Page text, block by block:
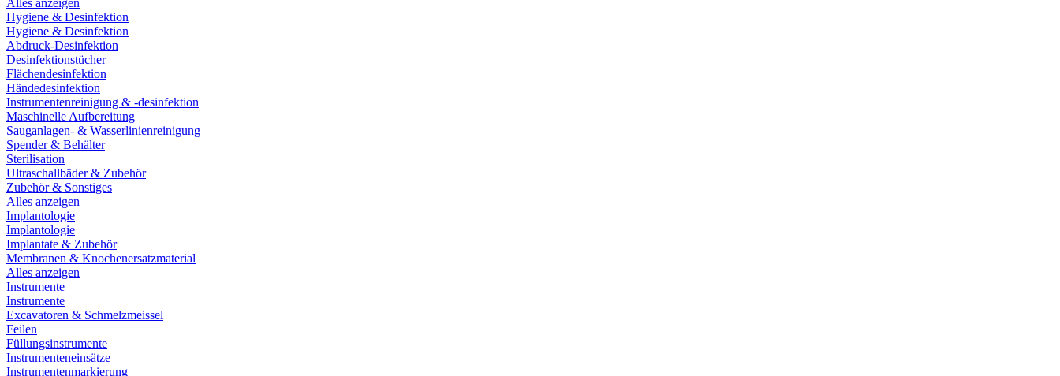
Alles anzeigen
Hygiene & Desinfektion
Hygiene & Desinfektion
Abdruck-Desinfektion
Desinfektionstücher
Flächendesinfektion
Händedesinfektion
Instrumentenreinigung & -desinfektion
Maschinelle Aufbereitung
Sauganlagen- & Wasserlinienreinigung
Spender & Behälter
Sterilisation
Ultraschallbäder & Zubehör
Zubehör & Sonstiges
Alles anzeigen
Implantologie
Implantologie
Implantate & Zubehör
Membranen & Knochenersatzmaterial
Alles anzeigen
Instrumente
Instrumente
Excavatoren & Schmelzmeissel
Feilen
Füllungsinstrumente
Instrumenteneinsätze
Instrumentenmarkierung